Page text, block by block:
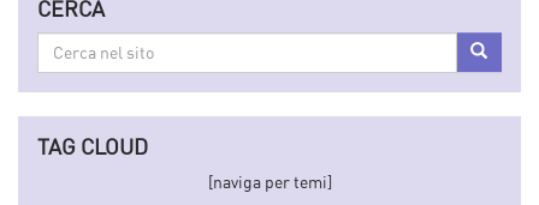
CERCA
Cerca
sito
Cerca
TAG CLOUD
[naviga per temi]